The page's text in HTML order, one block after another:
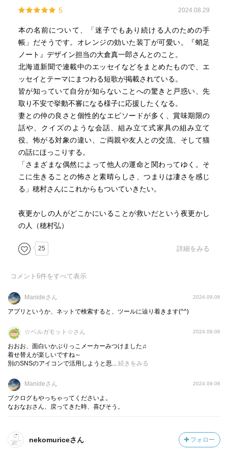
5 2024.08.29
本の名前について、「迷子でもあり続ける人のための手
帳」だそうです。オレンジの効いた装丁が可愛い。『蛸足
ノート』デザイン担当の大倉真一郎さんとのこと。
北海道新聞で連載中のエッセイなどをまとめたもので、エ
ッセイとテーマにまつわる短歌が掲載されている。
皆が知っていて自分が知らないことへの驚きと戸惑い、先
取り不安で挙動不審になる様子に応援したくなる。
妻との仲の良さと個性的なエピソードが多く、賞味期限の
話や、クイズのような会話、組み立て式家具の組み立て
役、怖がる対象の違い、ご両親や友人との交流、そして猫
の話にほっこりする。
「さまざまな偶然によって他人の運命と関わってゆく。そ
こに生きることの怖さと素晴らしさ、つまりは凄さを感じ
る」穂村さんにこれからもついていきたい。
夜更かしの人がどこかにいることが救いだという夜更かし
の人（穂村弘）
25 詳細をみる
コメント 6件をすべて表示
Manideさん 2024.09.06
アプリというか、ネットで検索すると、ツールに辿り着きます(^^)
☆ベルガモット☆さん 2024.09.06
おおお、面白いかぶりっこメーカーみつけました♫
着せ替えが楽しいですね～
別のSNSのアイコンで活用しようと思... 続きをみる
Manideさん 2024.09.06
ブクログもやっちゃってくださいよ。
なおなおさん、戻ってきた時、喜びそう。
nekomuriceさん フォロー